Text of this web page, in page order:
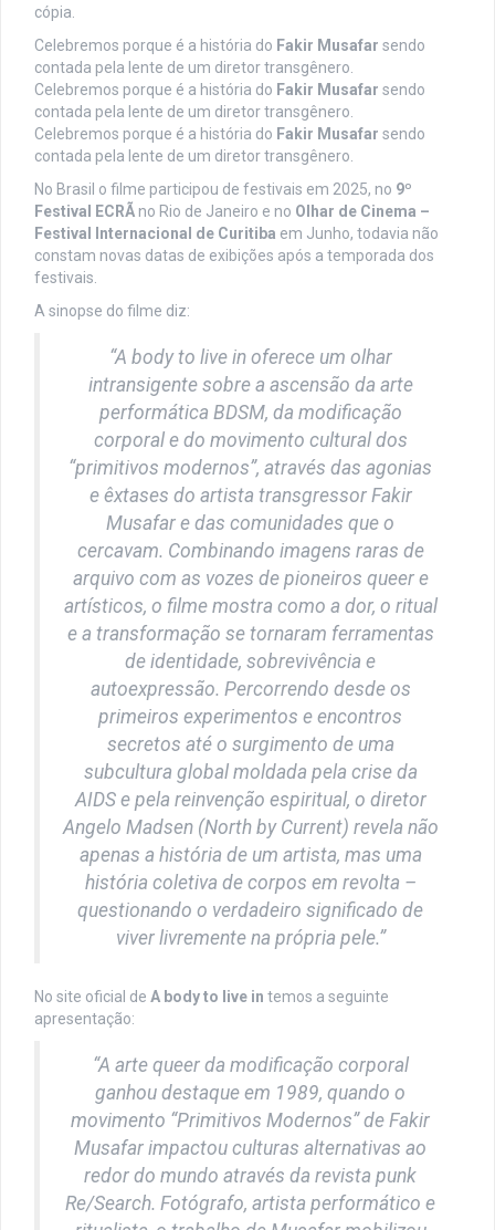
cópia.
Celebremos porque é a história do Fakir Musafar sendo
contada pela lente de um diretor transgênero.
Celebremos porque é a história do Fakir Musafar sendo
contada pela lente de um diretor transgênero.
Celebremos porque é a história do Fakir Musafar sendo
contada pela lente de um diretor transgênero.
No Brasil o filme participou de festivais em 2025, no 9º
Festival ECRÃ no Rio de Janeiro e no Olhar de Cinema –
Festival Internacional de Curitiba em Junho, todavia não
constam novas datas de exibições após a temporada dos
festivais.
A sinopse do filme diz:
“A body to live in oferece um olhar
intransigente sobre a ascensão da arte
performática BDSM, da modificação
corporal e do movimento cultural dos
“primitivos modernos”, através das agonias
e êxtases do artista transgressor Fakir
Musafar e das comunidades que o
cercavam. Combinando imagens raras de
arquivo com as vozes de pioneiros queer e
artísticos, o filme mostra como a dor, o ritual
e a transformação se tornaram ferramentas
de identidade, sobrevivência e
autoexpressão. Percorrendo desde os
primeiros experimentos e encontros
secretos até o surgimento de uma
subcultura global moldada pela crise da
AIDS e pela reinvenção espiritual, o diretor
Angelo Madsen (North by Current) revela não
apenas a história de um artista, mas uma
história coletiva de corpos em revolta –
questionando o verdadeiro significado de
viver livremente na própria pele.”
No site oficial de A body to live in temos a seguinte
apresentação:
“A arte queer da modificação corporal
ganhou destaque em 1989, quando o
movimento “Primitivos Modernos” de Fakir
Musafar impactou culturas alternativas ao
redor do mundo através da revista punk
Re/Search. Fotógrafo, artista performático e